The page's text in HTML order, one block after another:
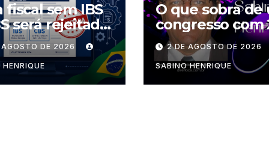
fiscal sem IBS
será rejeitada
desta
feira
DE 2026
O que sobra de
congresso com
palestrantes?
2 DE AGOSTO DE 2026
SABINO HENRIQUE